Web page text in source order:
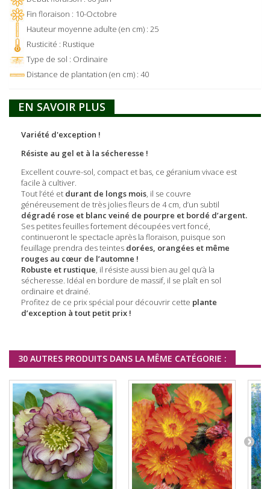
Fin floraison : 10-Octobre
Hauteur moyenne adulte (en cm) : 25
Rusticité : Rustique
Type de sol : Ordinaire
Distance de plantation (en cm) : 40
EN SAVOIR PLUS
Variété d'exception !
Résiste au gel et à la sécheresse !
Excellent couvre-sol, compact et bas, ce géranium vivace est
facile à cultiver.
Tout l’été et durant de longs mois, il se couvre
généreusement de très jolies fleurs de 4 cm, d’un subtil
dégradé rose et blanc veiné de pourpre et bordé d’argent.
Ses petites feuilles fortement découpées vert foncé,
continueront le spectacle après la floraison, puisque son
feuillage prendra des teintes dorées, orangées et même
rouges au cœur de l’automne !
Robuste et rustique, il résiste aussi bien au gel qu’à la
sécheresse. Idéal en bordure de massif, il se plaît en sol
ordinaire et drainé.
Profitez de ce prix spécial pour découvrir cette plante
d’exception à tout petit prix !
30 AUTRES PRODUITS DANS LA MÊME CATÉGORIE :